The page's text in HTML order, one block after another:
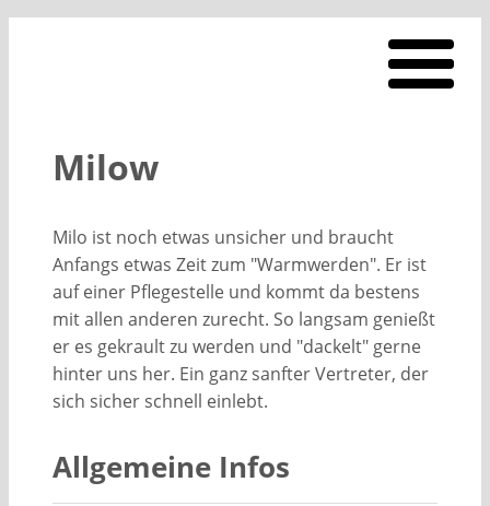
Milow
Milo ist noch etwas unsicher und braucht
Anfangs etwas Zeit zum "Warmwerden". Er ist
auf einer Pflegestelle und kommt da bestens
mit allen anderen zurecht. So langsam genießt
er es gekrault zu werden und "dackelt" gerne
hinter uns her. Ein ganz sanfter Vertreter, der
sich sicher schnell einlebt.
Allgemeine Infos